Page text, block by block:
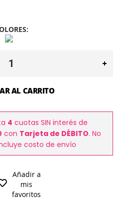
AL CARRITO
4 cuotas SIN interés de
con Tarjeta de DÉBITO. No
costo de envío
Añadir a
mis
favoritos